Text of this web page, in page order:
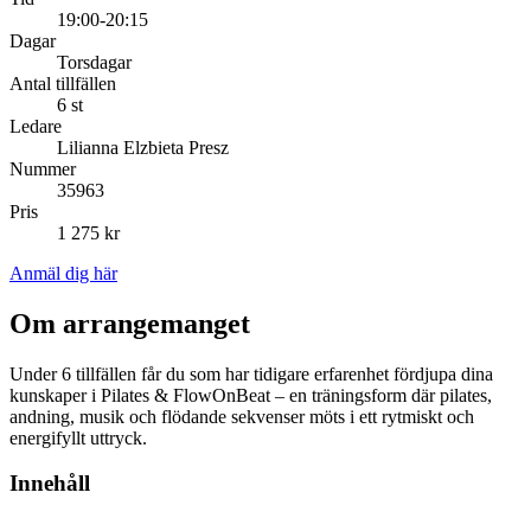
19:00-20:15
Dagar
Torsdagar
Antal tillfällen
6 st
Ledare
Lilianna Elzbieta Presz
Nummer
35963
Pris
1 275 kr
Anmäl dig här
Om arrangemanget
Under 6 tillfällen får du som har tidigare erfarenhet fördjupa dina
kunskaper i Pilates & FlowOnBeat – en träningsform där pilates,
andning, musik och flödande sekvenser möts i ett rytmiskt och
energifyllt uttryck.
Innehåll